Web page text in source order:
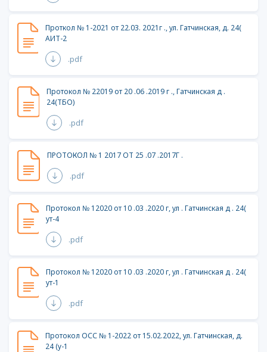
Проткол № 1-2021 от 22.03. 2021г ., ул. Гатчинская, д. 24(
АИТ-2
.pdf
Протокол № 22019 от 20 .06 .2019 г ., Гатчинская д .
24(ТБО)
.pdf
ПРОТОКОЛ № 1 2017 ОТ 25 .07 .2017Г .
.pdf
Протокол № 12020 от 10 .03 .2020 г, ул . Гатчинская д . 24(
ут-4
.pdf
Протокол № 12020 от 10 .03 .2020 г, ул . Гатчинская д . 24(
ут-1
.pdf
Протокол ОСС № 1-2022 от 15.02.2022, ул. Гатчинская, д.
24 (у-1